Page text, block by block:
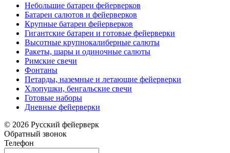
Небольшие батареи фейерверков
Батареи салютов и фейерверков
Крупные батареи фейерверков
Гигантские батареи и готовые фейерверки
Высотные крупнокалиберные салюты
Ракеты, шары и одиночные салюты
Римские свечи
Фонтаны
Петарды, наземные и летающие фейерверки
Хлопушки, бенгальские свечи
Готовые наборы
Дневные фейерверки
© 2026 Русский фейерверк
Обратный звонок
Телефон